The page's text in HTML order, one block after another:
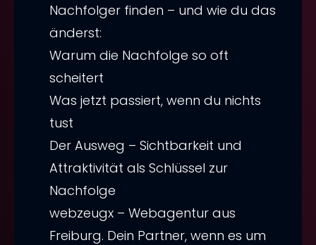
Nachfolger finden – und wie du das
änderst:
Warum die Nachfolge so oft
scheitert
Was jetzt passiert, wenn du nichts
tust
Der Ausweg – Sichtbarkeit und
Attraktivität als Schlüssel zur
Nachfolge
webzeugx – Webagentur aus
Freiburg. Dein Partner, wenn es um